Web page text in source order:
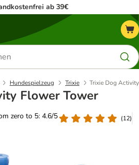
ab 39€
Hundespielzeug Trixie Trixie Dog
Flower Tower
zero to 5: 4.6/5
(12)